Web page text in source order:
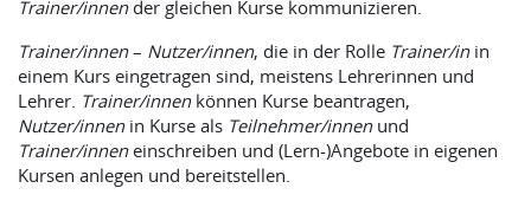
Trainer/innender gleichen Kurse kommunizieren.
Trainer/innen– Nutzer/innen, die in der Rolle Trainer/inin
einem Kurs eingetragen sind, meistens Lehrerinnen und
Lehrer. Trainer/innenkönnen Kurse beantragen,
Nutzer/innenin Kurse als Teilnehmer/innenund
Trainer/inneneinschreiben und (Lern-)Angebote in eigenen
Kursen anlegen und bereitstellen.